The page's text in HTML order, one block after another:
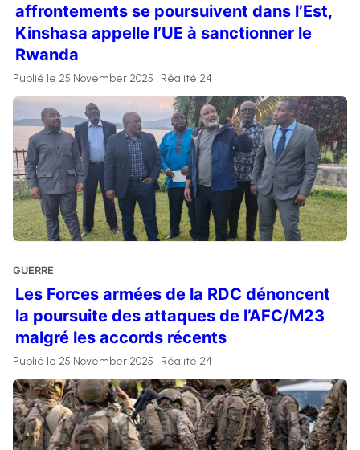
affrontements se poursuivent dans l’Est,
Kinshasa appelle l’UE à sanctionner le
Rwanda
Publié le 25 November 2025 • Réalité 24
GUERRE
Les Forces armées de la RDC dénoncent
la poursuite des attaques de l’AFC/M23
malgré les accords récents
Publié le 25 November 2025 • Réalité 24